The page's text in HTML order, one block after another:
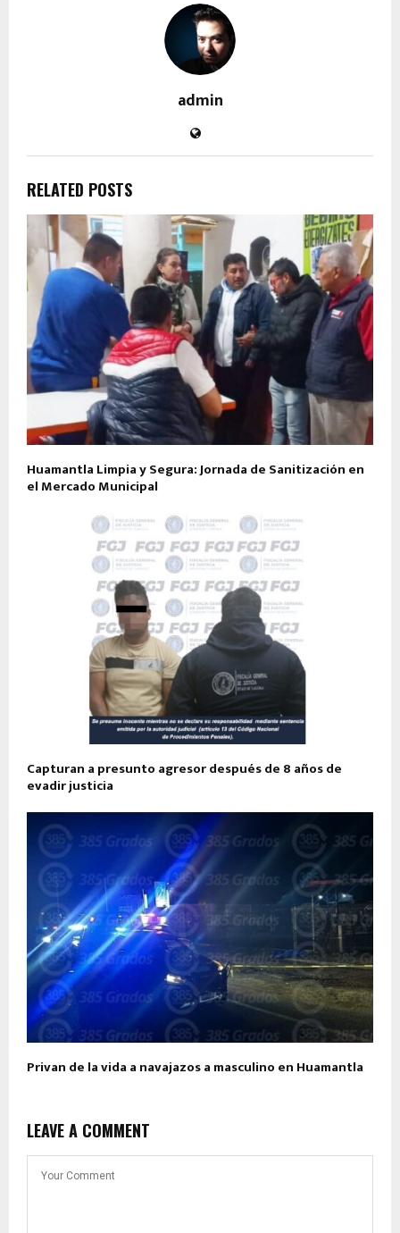
admin
RELATED POSTS
Huamantla Limpia y Segura: Jornada de Sanitización en
el Mercado Municipal
Capturan a presunto agresor después de 8 años de
evadir justicia
Privan de la vida a navajazos a masculino en Huamantla
LEAVE A COMMENT